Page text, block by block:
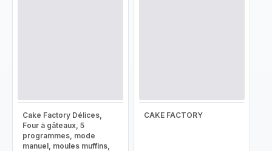
Cake Factory Délices,
Four à gâteaux, 5
programmes, mode
manuel, moules muffins,
CAKE FACTORY